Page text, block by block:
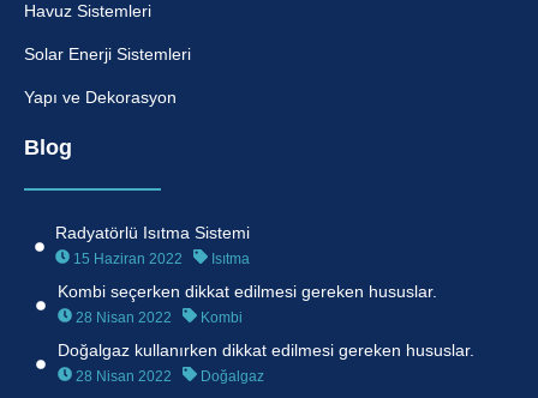
Havuz Sistemleri
Solar Enerji Sistemleri
Yapı ve Dekorasyon
Blog
Radyatörlü Isıtma Sistemi
15 Haziran 2022 Isıtma
Kombi seçerken dikkat edilmesi gereken hususlar.
28 Nisan 2022 Kombi
Doğalgaz kullanırken dikkat edilmesi gereken hususlar.
28 Nisan 2022 Doğalgaz